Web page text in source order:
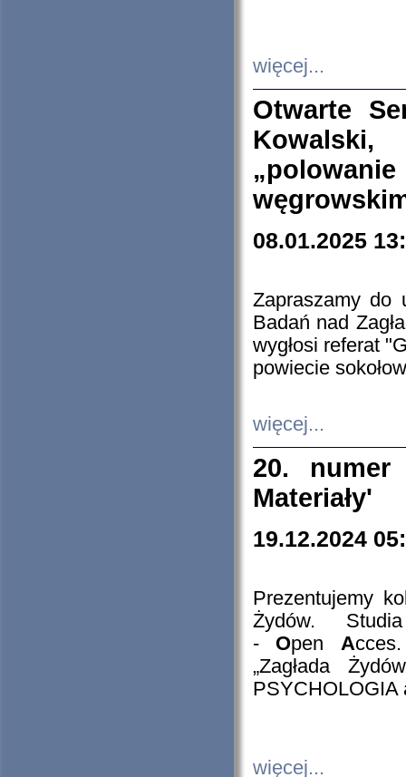
więcej...
Otwarte
08.01.2025
Zapraszamy do
Badań nad
wygłosi referat
powiecie
więcej...
20. numer
Materiały'
19.12.2024
Prezentujemy
Żydów.
- Open A
„Zagłada
PSYCHOLOGIA
więcej...